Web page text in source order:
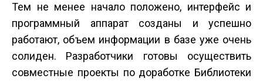
Тем не менее начало положено, интерфейс и
программный аппарат созданы и успешно
работают, объем информации в базе уже очень
солиден. Разработчики готовы осуществить
совместные проекты по доработке Библиотеки